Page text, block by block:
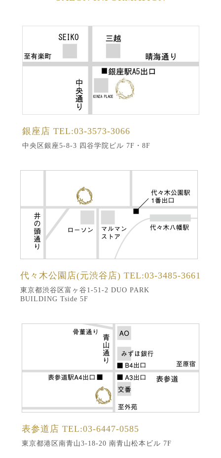
銀座店 TEL:03-3573-3066
中央区銀座5-8-3 四谷学院ビル 7F・8F
代々木公園店(元渋谷店) TEL:03-3485-3661
東京都渋谷区富ヶ谷1-51-2 DUO PARK
BUILDING Tside 5F
表参道店 TEL:03-6447-0585
東京都港区南青山3-18-20 南青山松本ビル 7F